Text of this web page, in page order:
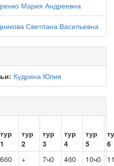
Мария Андреевна
Светлана Васильевна
Кудрина Юлия
тур
1
тур
2
тур
3
тур
4
тур
5
6
6б0 + 7ч0 4б0 10ч0